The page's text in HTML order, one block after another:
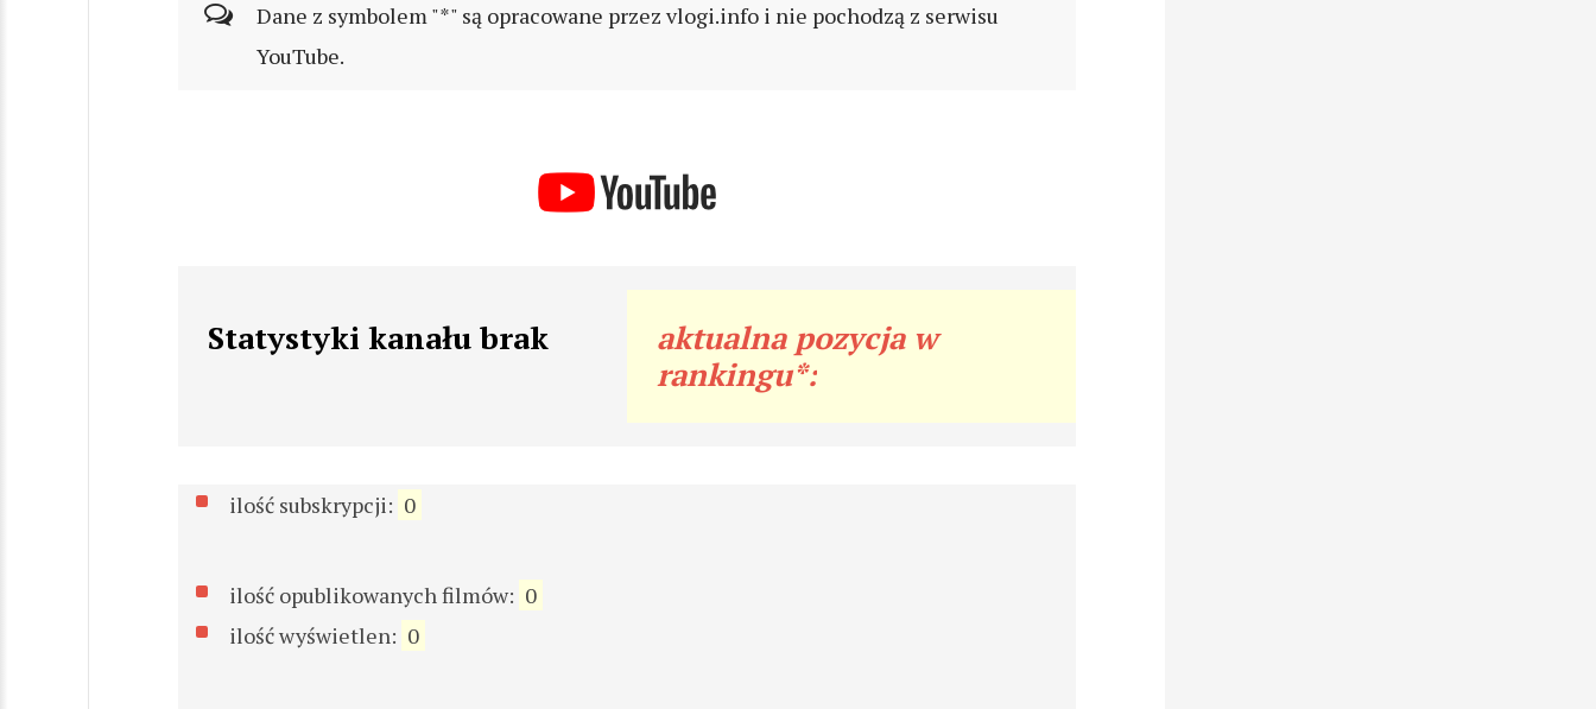
Dane z symbolem "*" są opracowane przez vlogi.info i nie pochodzą z serwisu
YouTube.
Statystyki kanału brak
aktualna pozycja w
rankingu*:
ilość subskrypcji: 0
ilość opublikowanych filmów: 0
ilość wyświetlen: 0